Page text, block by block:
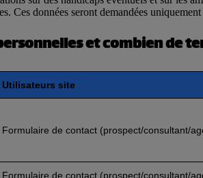
Ces données seront demandées
et combien de
Utilisateurs site
Formulaire de contact (prospect/consultant/
Formulaire de contact (prospect/consultant/